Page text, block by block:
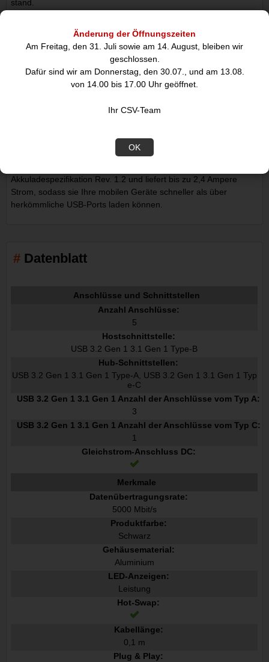
Änderung der Öffnungszeiten
Am Freitag, den 31. Juli sowie am 14. August, bleiben wir
geschlossen.
Dafür sind wir am Donnerstag, den 30.07., und am 13.08.
von 14.00 bis 17.00 Uhr geöffnet.
Ihr CSV-Team
OK
stand.
Mit der im Lieferumfang enthaltenen Wandbefestigungshalterung
können Sie den Hub an einer Fläche, z. B. einem Schreibtisch
oder an der Wand, anbringen und so besser an Ihre Bedürfnisse
Laden und synchronisieren Sie Ihre Mobilgeräte
Mit dem verfügbaren Schnelllade-Port des Hubs können Sie
einsatzbereit sind, wenn Sie sie benötigen. Sie können Ihre
Geräte beim Laden auch synchronisieren und jederzeit darauf
Akkuladespezifikation Rev. 1.2 und liefert bis zu 2,4 Ampere
Strom, sodass sie Ihre mobilen Geräte schneller als über
herkömmliche USB-Ports laden können.
Datenblatt
Anschlüsse und Schnittstellen
Anzahl Anschlüsse:
5
Hostschnittstelle:
USB 3.2 Gen 1 3.1 Gen 1 Type-B
Hub-Schnittstellen:
USB 3.2 Gen 1 3.1 Gen 1 Type-A, USB 3.2 Gen 1 3.1 Gen 1 Typ
e-C
USB 3.2 Gen 1 3.1 Gen 1 Anzahl der Anschlüsse vom Typ A:
3
USB 3.2 Gen 1 3.1 Gen 1 Anzahl der Anschlüsse vom Typ C:
1
Gleichstrom-Anschluss DC:
Merkmale
Datenübertragungsrate:
5000 Mbit/s
Produktfarbe:
Schwarz
Gehäusematerial:
Aluminium
LED-Anzeigen:
Leistung
Hot-Swap:
Kabellänge:
0,1 m
Plug & Play: